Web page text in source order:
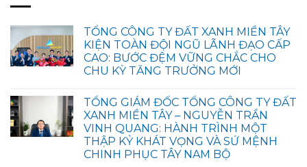
TỔNG CÔNG TY ĐẤT XANH MIỀN TÂY
KIỆN TOÀN ĐỘI NGŨ LÃNH ĐẠO CẤP
CAO: BƯỚC ĐỆM VỮNG CHẮC CHO
CHU KỲ TĂNG TRƯỞNG MỚI
TỔNG GIÁM ĐỐC TỔNG CÔNG TY ĐẤT
XANH MIỀN TÂY – NGUYỄN TRẦN
VINH QUANG: HÀNH TRÌNH MỘT
THẬP KỶ KHÁT VỌNG VÀ SỨ MỆNH
CHINH PHỤC TÂY NAM BỘ